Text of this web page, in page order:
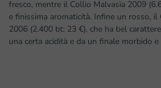
fresco, mentre il Collio Malvasia 2009
e finissima aromaticità. Infine un rosso,
2006 (2.400 bt: 23 €), che ha bel
una certa acidità e da un finale morbido e